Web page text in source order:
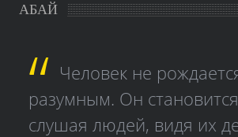
АБАЙ
Человек не
разумным. Он
слушая людей, видя их